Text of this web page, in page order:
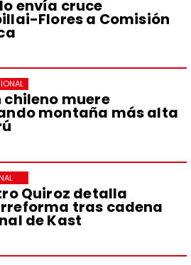
envía cruce
Flores a Comisión
chileno muere
montaña más alta
Quiroz detalla
tras cadena
de Kast